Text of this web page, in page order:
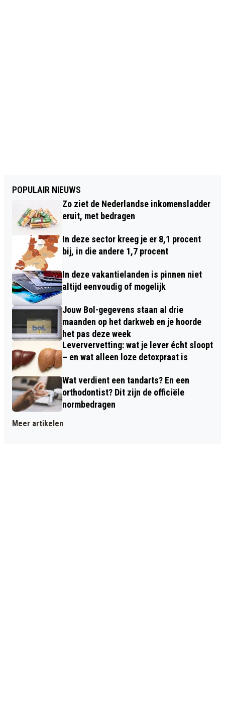
POPULAIR NIEUWS
Zo ziet de Nederlandse inkomensladder
eruit, met bedragen
In deze sector kreeg je er 8,1 procent
bij, in die andere 1,7 procent
In deze vakantielanden is pinnen niet
altijd eenvoudig of mogelijk
Jouw Bol-gegevens staan al drie
maanden op het darkweb en je hoorde
het pas deze week
Leververvetting: wat je lever écht sloopt
– en wat alleen loze detoxpraat is
Wat verdient een tandarts? En een
orthodontist? Dit zijn de officiële
normbedragen
Meer artikelen